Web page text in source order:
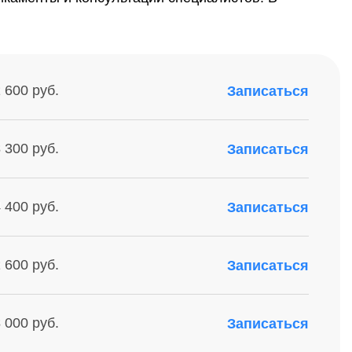
600 руб. Записаться
300 руб. Записаться
400 руб. Записаться
600 руб. Записаться
000 руб. Записаться